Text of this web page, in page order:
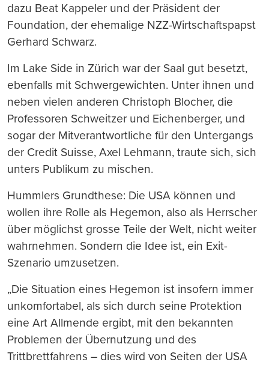
dazu Beat Kappeler und der Präsident der
Foundation, der ehemalige NZZ-Wirtschaftspapst
Gerhard Schwarz.
Im Lake Side in Zürich war der Saal gut besetzt,
ebenfalls mit Schwergewichten. Unter ihnen und
neben vielen anderen Christoph Blocher, die
Professoren Schweitzer und Eichenberger, und
sogar der Mitverantwortliche für den Untergangs
der Credit Suisse, Axel Lehmann, traute sich, sich
unters Publikum zu mischen.
Hummlers Grundthese: Die USA können und
wollen ihre Rolle als Hegemon, also als Herrscher
über möglichst grosse Teile der Welt, nicht weiter
wahrnehmen. Sondern die Idee ist, ein Exit-
Szenario umzusetzen.
„Die Situation eines Hegemon ist insofern immer
unkomfortabel, als sich durch seine Protektion
eine Art Allmende ergibt, mit den bekannten
Problemen der Übernutzung und des
Trittbrettfahrens – dies wird von Seiten der USA